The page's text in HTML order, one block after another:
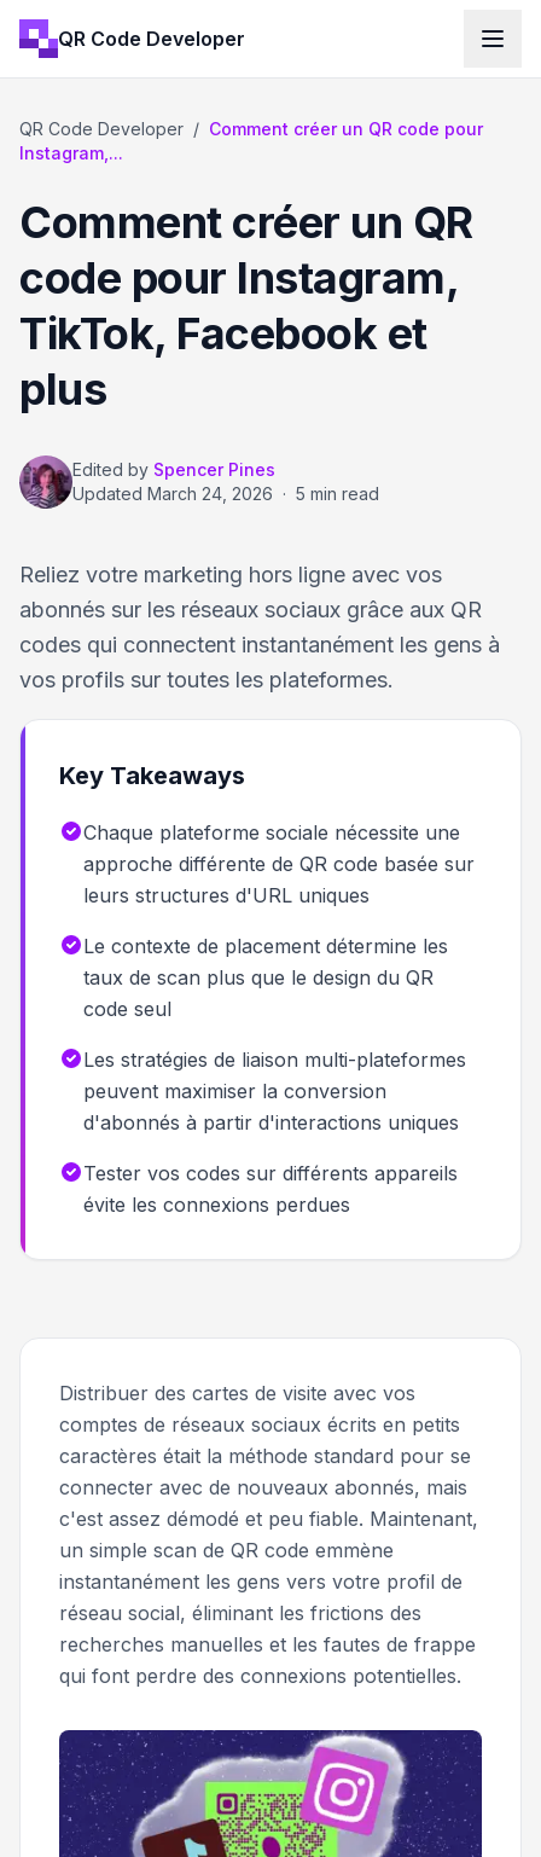
QR Code Developer
QR Code Developer / Comment créer un QR code pour
Instagram,...
Comment créer un QR
code pour Instagram,
TikTok, Facebook et
plus
Edited by Spencer Pines
Updated March 24, 2026 · 5 min read
Reliez votre marketing hors ligne avec vos
abonnés sur les réseaux sociaux grâce aux QR
codes qui connectent instantanément les gens à
vos profils sur toutes les plateformes.
Key Takeaways
Chaque plateforme sociale nécessite une
approche différente de QR code basée sur
leurs structures d'URL uniques
Le contexte de placement détermine les
taux de scan plus que le design du QR
code seul
Les stratégies de liaison multi-plateformes
peuvent maximiser la conversion
d'abonnés à partir d'interactions uniques
Tester vos codes sur différents appareils
évite les connexions perdues
Distribuer des cartes de visite avec vos
comptes de réseaux sociaux écrits en petits
caractères était la méthode standard pour se
connecter avec de nouveaux abonnés, mais
c'est assez démodé et peu fiable. Maintenant,
un simple scan de QR code emmène
instantanément les gens vers votre profil de
réseau social, éliminant les frictions des
recherches manuelles et les fautes de frappe
qui font perdre des connexions potentielles.